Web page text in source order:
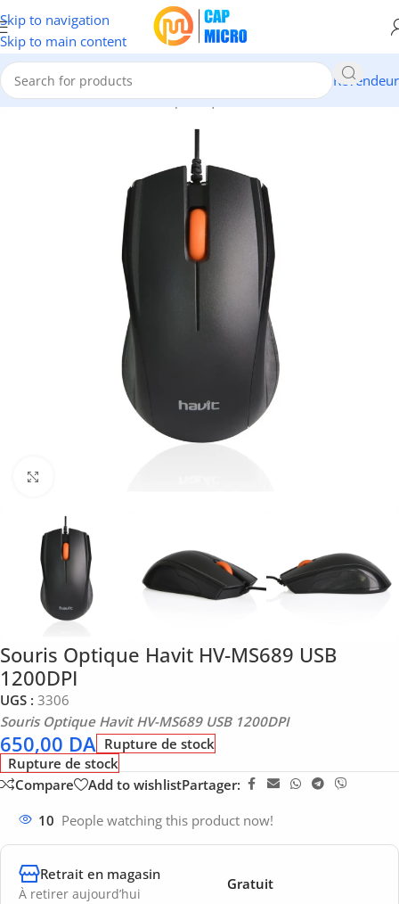
Skip to navigation
Skip to main content
Revendeur
Accueil/INFORMATIQUE/Périphériques/Claviers & Souris
Souris Optique Havit HV-MS689 USB
1200DPI
UGS : 3306
Souris Optique Havit HV-MS689 USB 1200DPI
650,00 DA Rupture de stock
Rupture de stock
Compare
Add to wishlistPartager:
10 People watching this product now!
Retrait en magasin
À retirer aujourd’hui
Gratuit